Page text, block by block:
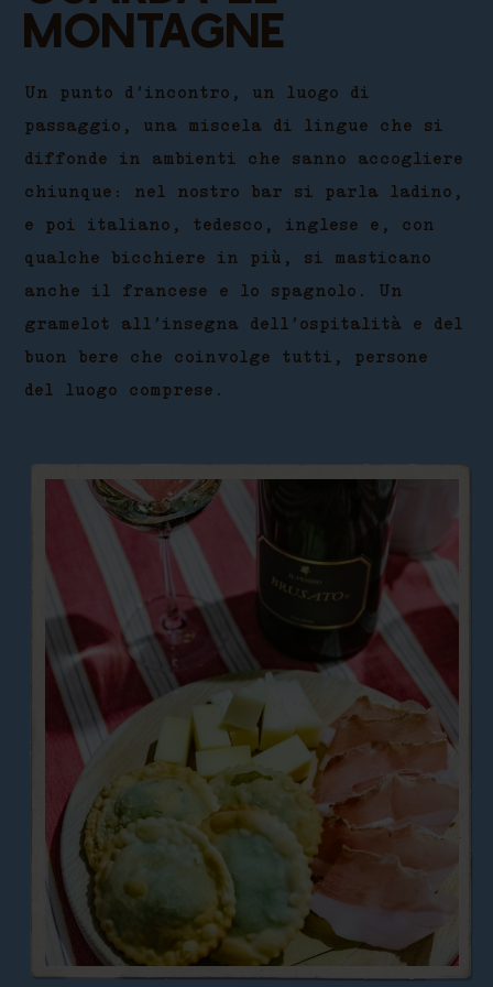
montagne
Un punto d’incontro, un luogo di
passaggio, una miscela di lingue che si
diffonde in ambienti che sanno accogliere
chiunque: nel nostro bar si parla ladino,
e poi italiano, tedesco, inglese e, con
qualche bicchiere in più, si masticano
anche il francese e lo spagnolo. Un
gramelot all’insegna dell’ospitalità e del
buon bere che coinvolge tutti, persone
del luogo comprese.